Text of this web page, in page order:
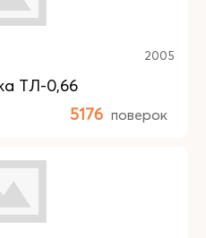
2005
ТЛ-0,66
5176 поверок